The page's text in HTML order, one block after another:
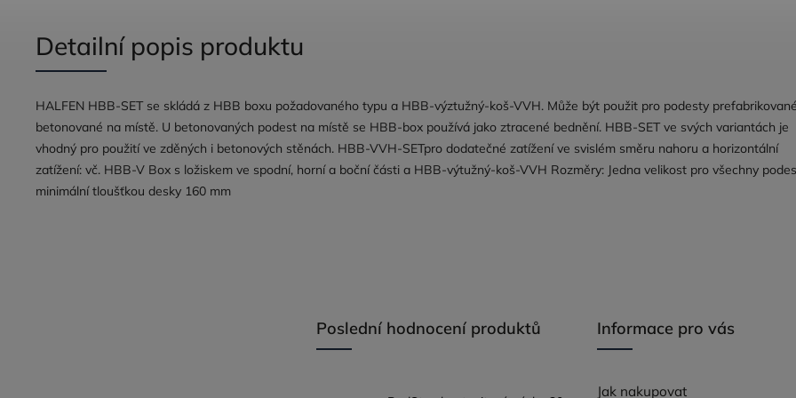
Detailní popis produktu
HALFEN HBB-SET se skládá z HBB boxu požadovaného typu a HBB-výztužný-koš-VVH. Může být použit pro podesty
betonované na místě. U betonovaných podest na místě se HBB-box používá jako ztracené bednění. HBB-SET ve svých variantách je
vhodný pro použití ve zděných i betonových stěnách. HBB-VVH-SETpro dodatečné zatížení ve svislém směru nahoru a horizontální
zatížení: vč. HBB-V Box s ložiskem ve spodní, horní a boční části a HBB-výtužný-koš-VVH Rozměry: Jedna velikost pro všechny
minimální tloušťkou desky 160 mm
Poslední hodnocení produktů Informace pro vás
Jak nakupovat